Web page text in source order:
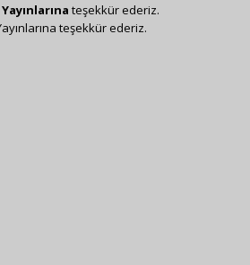
teşekkür ederiz.
teşekkür ederiz.